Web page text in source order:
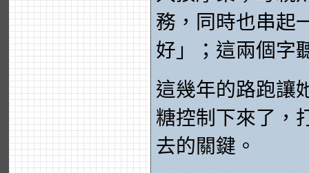
務，同時也串起
好」；這兩個字
這幾年的路跑讓
糖控制下來了，
去的關鍵。